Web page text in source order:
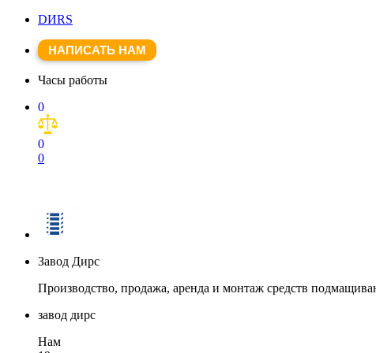
DИRS
НАПИСАТЬ НАМ
Часы работы
0
0
0
Завод Дирс
Производство, продажа, аренда и монтаж средств
завод дирс
Нам